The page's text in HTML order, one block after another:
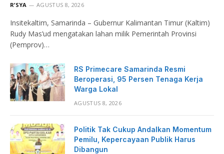
R’SYA AGUSTUS 8, 2026
Insitekaltim, Samarinda – Gubernur Kalimantan Timur (Kaltim)
Rudy Mas’ud mengatakan lahan milik Pemerintah Provinsi
(Pemprov)…
RS Primecare Samarinda Resmi
Beroperasi, 95 Persen Tenaga Kerja
Warga Lokal
AGUSTUS 8, 2026
Politik Tak Cukup Andalkan Momentum
Pemilu, Kepercayaan Publik Harus
Dibangun